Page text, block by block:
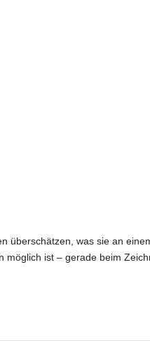
überschätzen, was sie an
möglich ist – gerade beim